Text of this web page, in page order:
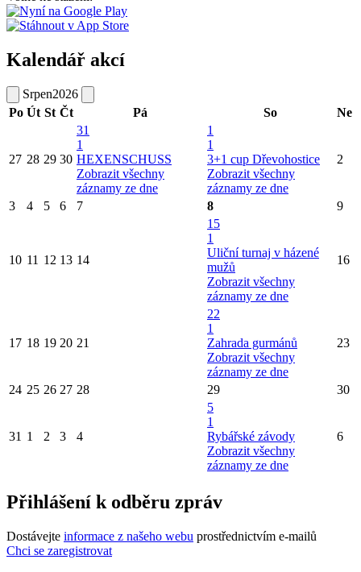
Kalendář akcí
Srpen2026
Po Út St Čt Pá So Ne
27 28 29 30
31
1
HEXENSCHUSS
Zobrazit všechny
záznamy ze dne
1
1
3+1 cup Dřevohostice
Zobrazit všechny
záznamy ze dne
2
3 4 5 6 7 8 9
10 11 12 13 14
15
1
Uliční turnaj v házené
mužů
Zobrazit všechny
záznamy ze dne
16
17 18 19 20 21
22
1
Zahrada gurmánů
Zobrazit všechny
záznamy ze dne
23
24 25 26 27 28 29 30
31 1 2 3 4
5
1
Rybářské závody
Zobrazit všechny
záznamy ze dne
6
Přihlášení k odběru zpráv
Dostávejte informace z našeho webu prostřednictvím e-mailů
Chci se zaregistrovat